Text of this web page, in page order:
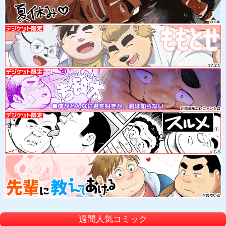
週間人気コミック